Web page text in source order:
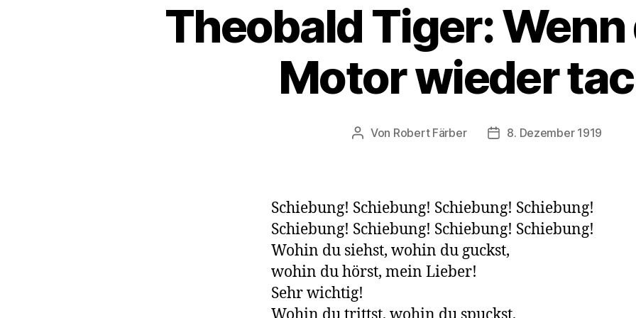
Theobald Tiger:
Motor wieder
Beitragsautor
Von Robert Färber Veröffentlichungsdatum
8. Dezember 1919
Schiebung! Schiebung! Schiebung! Schiebung!
Schiebung! Schiebung! Schiebung! Schiebung!
Wohin du siehst, wohin du guckst,
wohin du hörst, mein Lieber!
Sehr wichtig!